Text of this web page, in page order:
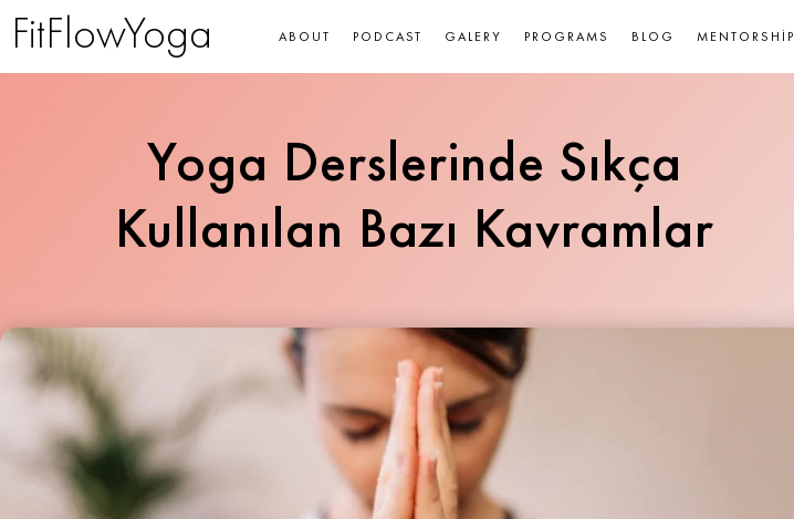
FitFlowYoga ABOUT PODCAST GALERY PROGRAMS BLOG MENTORSHIP
Yoga Derslerinde Sıkça
Kullanılan Bazı Kavramlar